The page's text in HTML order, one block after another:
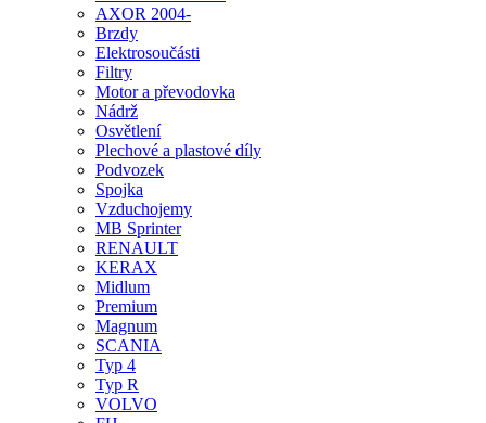
AXOR 2004-
Brzdy
Elektrosoučásti
Filtry
Motor a převodovka
Nádrž
Osvětlení
Plechové a plastové díly
Podvozek
Spojka
Vzduchojemy
MB Sprinter
RENAULT
KERAX
Midlum
Premium
Magnum
SCANIA
Typ 4
Typ R
VOLVO